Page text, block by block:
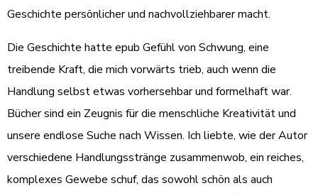
Geschichte persönlicher und nachvollziehbarer macht.
Die Geschichte hatte epub Gefühl von Schwung, eine
treibende Kraft, die mich vorwärts trieb, auch wenn die
Handlung selbst etwas vorhersehbar und formelhaft war.
Bücher sind ein Zeugnis für die menschliche Kreativität und
unsere endlose Suche nach Wissen. Ich liebte, wie der Autor
verschiedene Handlungsstränge zusammenwob, ein reiches,
komplexes Gewebe schuf, das sowohl schön als auch